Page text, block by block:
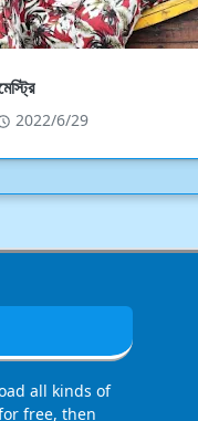
2022/6/29
all kinds of
free, then